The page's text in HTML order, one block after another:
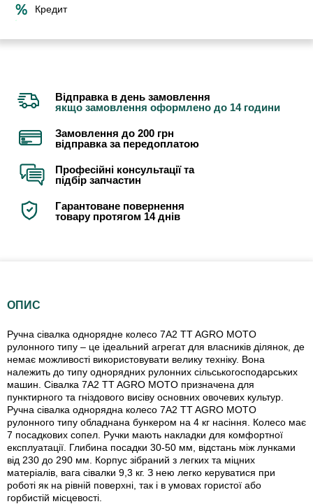
Кредит
Відправка в день замовлення
якщо замовлення оформлено до 14 години
Замовлення до 200 грн
відправка за передоплатою
Професійні консультації та
підбір запчастин
Гарантоване повернення
товару протягом 14 днів
ОПИС
Ручна сівалка однорядне колесо 7A2 TT AGRO MOTO
рулонного типу – це ідеальний агрегат для власників ділянок, де
немає можливості використовувати велику техніку. Вона
належить до типу однорядних рулонних сільськогосподарських
машин. Сівалка 7A2 TT AGRO MOTO призначена для
пунктирного та гніздового висіву основних овочевих культур.
Ручна сівалка однорядна колесо 7A2 TT AGRO MOTO
рулонного типу обладнана бункером на 4 кг насіння. Колесо має
7 посадкових сопел. Ручки мають накладки для комфортної
експлуатації. Глибина посадки 30-50 мм, відстань між лунками
від 230 до 290 мм. Корпус зібраний з легких та міцних
матеріалів, вага сівалки 9,3 кг. З нею легко керуватися при
роботі як на рівній поверхні, так і в умовах гористої або
горбистій місцевості.